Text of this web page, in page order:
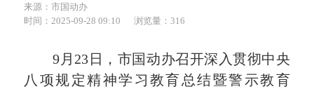
来源：市国动办
时间：2025-09-28 09:10
浏览量：316
9月23日，市国动办召开深入贯彻中央
八项规定精神学习教育总结暨警示教育